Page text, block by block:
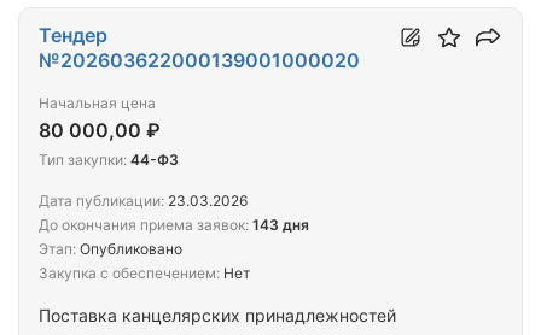
Поставка канцелярских принадлежностей
Тендер
№202603622000139001000020
Начальная цена
80 000,00 ₽
Тип закупки: 44-ФЗ
Дата публикации: 23.03.2026
До окончания приема заявок: 143 дня
Этап: Опубликовано
Закупка с обеспечением: Нет